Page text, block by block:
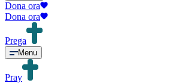
Dona ora
Dona ora
Prega
Menu
Pray